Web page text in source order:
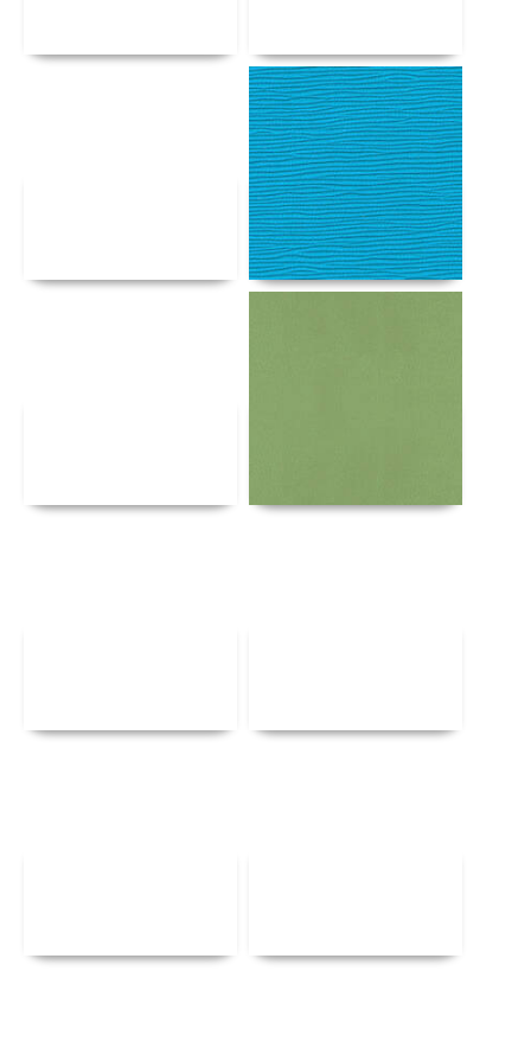
Αναλυτικά Αναλυτικά
Αναλυτικά Αναλυτικά
Αναλυτικά Αναλυτικά
Αναλυτικά Αναλυτικά
Αναλυτικά Αναλυτικά